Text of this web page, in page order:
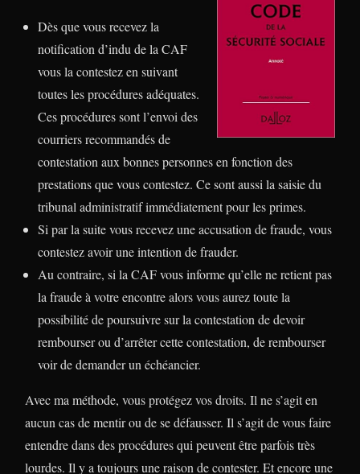
Dès que vous recevez la
notification d’indu de la CAF
vous la contestez en suivant
toutes les procédures adéquates.
Ces procédures sont l’envoi des
courriers recommandés de
contestation aux bonnes personnes en fonction des
prestations que vous contestez. Ce sont aussi la saisie du
tribunal administratif immédiatement pour les primes.
Si par la suite vous recevez une accusation de fraude, vous
contestez avoir une intention de frauder.
Au contraire, si la CAF vous informe qu’elle ne retient pas
la fraude à votre encontre alors vous aurez toute la
possibilité de poursuivre sur la contestation de devoir
rembourser ou d’arrêter cette contestation, de rembourser
voir de demander un échéancier.
Avec ma méthode, vous protégez vos droits. Il ne s’agit en
aucun cas de mentir ou de se défausser. Il s’agit de vous faire
entendre dans des procédures qui peuvent être parfois très
lourdes. Il y a toujours une raison de contester. Et encore une